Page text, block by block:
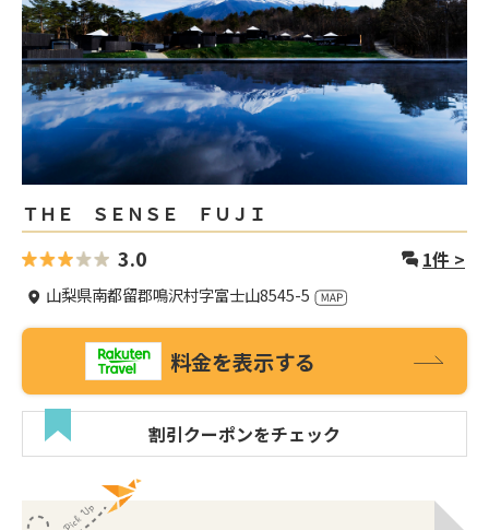
ＴＨＥ ＳＥＮＳＥ ＦＵＪＩ
3.0 1件 >
山梨県南都留郡鳴沢村字富士山8545-5
料金を表示する
割引クーポンをチェック